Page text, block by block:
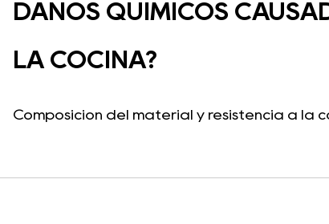
DAÑOS QUÍMICOS
LA COCINA?
Composición del material y resistencia a la